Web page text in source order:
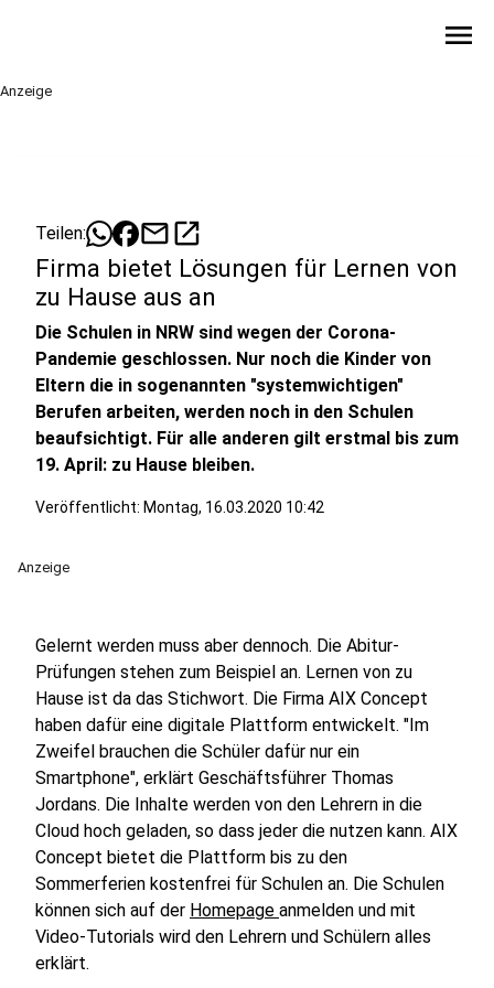
menu
Anzeige
Teilen: mailopen_in_new
Firma bietet Lösungen für Lernen von
zu Hause aus an
Die Schulen in NRW sind wegen der Corona-
Pandemie geschlossen. Nur noch die Kinder von
Eltern die in sogenannten "systemwichtigen"
Berufen arbeiten, werden noch in den Schulen
beaufsichtigt. Für alle anderen gilt erstmal bis zum
19. April: zu Hause bleiben.
Veröffentlicht: Montag, 16.03.2020 10:42
Anzeige
Gelernt werden muss aber dennoch. Die Abitur-
Prüfungen stehen zum Beispiel an. Lernen von zu
Hause ist da das Stichwort. Die Firma AIX Concept
haben dafür eine digitale Plattform entwickelt. "Im
Zweifel brauchen die Schüler dafür nur ein
Smartphone", erklärt Geschäftsführer Thomas
Jordans. Die Inhalte werden von den Lehrern in die
Cloud hoch geladen, so dass jeder die nutzen kann. AIX
Concept bietet die Plattform bis zu den
Sommerferien kostenfrei für Schulen an. Die Schulen
können sich auf der Homepage anmelden und mit
Video-Tutorials wird den Lehrern und Schülern alles
erklärt.